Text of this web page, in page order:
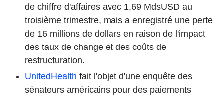
de chiffre d'affaires avec 1,69 MdsUSD au
troisième trimestre, mais a enregistré une perte
de 16 millions de dollars en raison de l'impact
des taux de change et des coûts de
restructuration.
UnitedHealth fait l'objet d'une enquête des
sénateurs américains pour des paiements